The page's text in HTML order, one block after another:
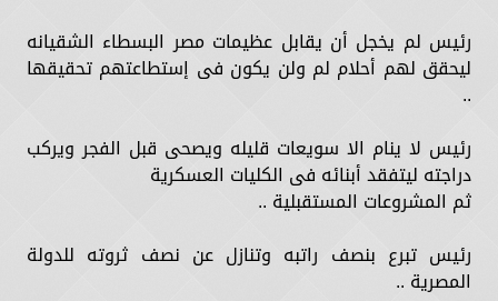
رئيس لم يخجل أن يقابل عظيمات مصر البسطاء الشقيانه
ليحقق لهم أحلام لم ولن يكون فى إستطاعتهم تحقيقها
..
رئيس لا ينام الا سويعات قليله ويصحى قبل الفجر ويركب
دراجته ليتفقد أبنائه فى الكليات العسكرية
ثم المشروعات المستقبلية ..
رئيس تبرع بنصف راتبه وتنازل عن نصف ثروته للدولة
المصرية ..